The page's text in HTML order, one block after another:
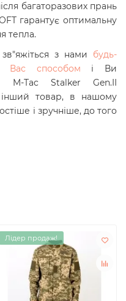
багаторазових прань
гарантує оптимальну
тепла.
з нами будь-
способом і Ви
M-Tac Stalker Gen.II
товар, в нашому
і зручніше, до того
Лідер продаж!